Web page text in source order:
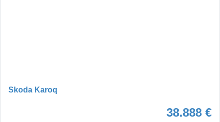
Skoda Karoq
38.888 €